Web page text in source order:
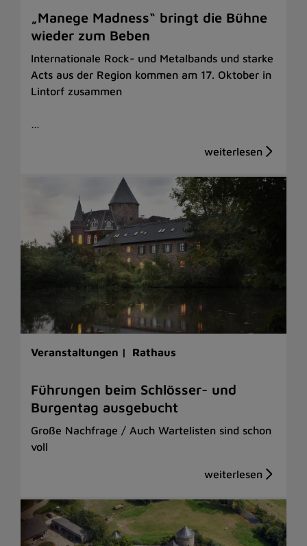
„Manege Madness“ bringt die Bühne
wieder zum Beben
Internationale Rock- und Metalbands und starke
Acts aus der Region kommen am 17. Oktober in
Lintorf zusammen
…
Veranstaltungen | Rathaus
Führungen beim Schlösser- und
Burgentag ausgebucht
Große Nachfrage / Auch Wartelisten sind schon
voll